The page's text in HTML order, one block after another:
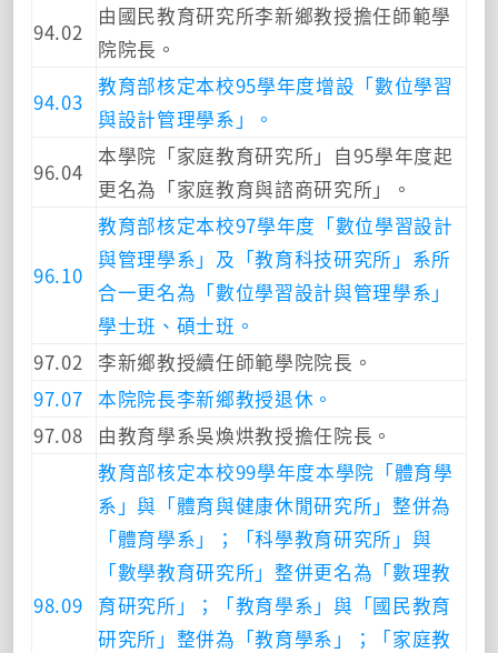
94.02
由國民教育研究所李新鄉教授擔任師範學
院院長。
94.03
教育部核定本校95學年度增設「數位學習
與設計管理學系」。
96.04
本學院「家庭教育研究所」自95學年度起
更名為「家庭教育與諮商研究所」。
96.10
教育部核定本校97學年度「數位學習設計
與管理學系」及「教育科技研究所」系所
合一更名為「數位學習設計與管理學系」
學士班、碩士班。
97.02
李新鄉教授續任師範學院院長。
97.07
本院院長李新鄉教授退休。
97.08
由教育學系吳煥烘教授擔任院長。
98.09
教育部核定本校99學年度本學院「體育學
系」與「體育與健康休閒研究所」整併為
「體育學系」；「科學教育研究所」與
「數學教育研究所」整併更名為「數理教
育研究所」；「教育學系」與「國民教育
研究所」整併為「教育學系」；「家庭教